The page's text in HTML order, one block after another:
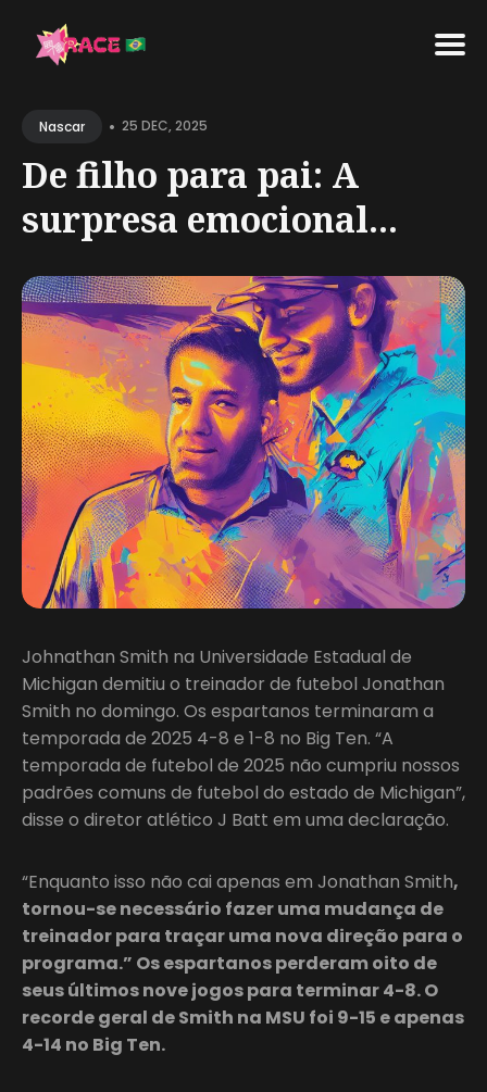
forNascar • 25 DEC, 2025
De filho para pai: A
surpresa emocional...
Johnathan Smith na Universidade Estadual de
Michigan demitiu o treinador de futebol Jonathan
Smith no domingo. Os espartanos terminaram a
temporada de 2025 4-8 e 1-8 no Big Ten. “A
temporada de futebol de 2025 não cumpriu nossos
padrões comuns de futebol do estado de Michigan”,
disse o diretor atlético J Batt em uma declaração.
“Enquanto isso não cai apenas em Jonathan Smith,
tornou-se necessário fazer uma mudança de
treinador para traçar uma nova direção para o
programa.” Os espartanos perderam oito de
seus últimos nove jogos para terminar 4-8. O
recorde geral de Smith na MSU foi 9-15 e apenas
4-14 no Big Ten.